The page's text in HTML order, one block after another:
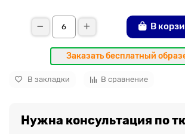
В
Заказать бесплатный
В закладки В сравнение
Нужна консультация по